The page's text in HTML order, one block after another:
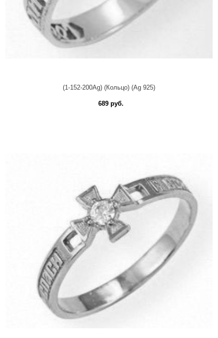
(1-152-200Ag) (Кольцо) (Ag 925)
689 руб.